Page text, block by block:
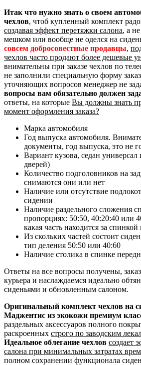
Итак что нужно знать о своем
чехлов, чтоб купленный комплект
создавая эффект перетяжки салона, а
мешком или вообще не оделся на
совсем добросовестные продавцы,
чехлов часто продают более дешевые
внимательны при заказе чехлов по
не заполнили специальную форму
уточняющих вопросов менеджер не
вопросы вам обязательно должен
ответы, на которые Вы должны знать
момент оформления заказа?
Марка автомобиля
Год выпуска автомобиля.
документы, год выпуска, это не
Вариант кузова, седан универсал
дверей)
Количество подголовников на
снимаются они или нет
Наличие или отсутствие
сидении
Наличие раздельного сложения
пропорциях: 50:50, 40:20:40 или
какая часть находится за спинкой
Из скольких частей состоит
тип деления 50:50 или 40:60
Наличие столика в спинке
Ответы на все вопросы получены,
курьера и наслаждаемся идеально
сиденьями и обновленным салоном.
Оригинальный комплект чехлов на
Маджентис из экокожи премиум
раздельных аксессуаров полного
раскроенных строго по заводским
Идеальное облегание чехлов создает
салона при минимальных затратах
полном сохранении функционала